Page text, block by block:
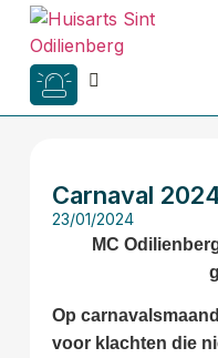
Carnaval
23/01/2024
MC
Op
voor klachten die